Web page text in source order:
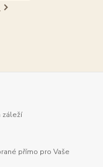
záleží
přímo pro Vaše